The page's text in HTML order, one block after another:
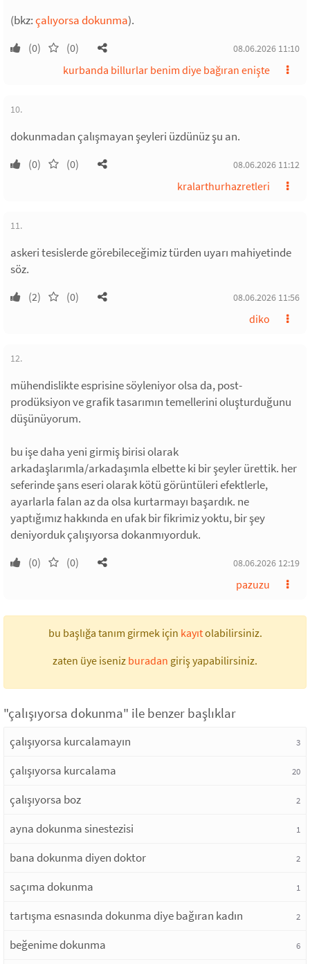
(bkz:çalıyorsa dokunma).
(0) (0) 08.06.2026 11:10
kurbanda billurlar benim diye bağıran enişte
10.
dokunmadan çalışmayan şeyleri üzdünüz şu an.
(0) (0) 08.06.2026 11:12
kralarthurhazretleri
11.
askeri tesislerde görebileceğimiz türden uyarı mahiyetinde
söz.
(2) (0) 08.06.2026 11:56
diko
12.
mühendislikte esprisine söyleniyor olsa da, post-
prodüksiyon ve grafik tasarımın temellerini oluşturduğunu
düşünüyorum.
bu işe daha yeni girmiş birisi olarak
arkadaşlarımla/arkadaşımla elbette ki bir şeyler ürettik. her
seferinde şans eseri olarak kötü görüntüleri efektlerle,
ayarlarla falan az da olsa kurtarmayı başardık. ne
yaptığımız hakkında en ufak bir fikrimiz yoktu, bir şey
deniyorduk çalışıyorsa dokanmıyorduk.
(0) (0) 08.06.2026 12:19
pazuzu
bu başlığa tanım girmek için kayıtolabilirsiniz.
zaten üye iseniz buradan giriş yapabilirsiniz.
"çalışıyorsa dokunma" ile benzer başlıklar
çalışıyorsa kurcalamayın 3
çalışıyorsa kurcalama 20
çalışıyorsa boz 2
ayna dokunma sinestezisi 1
bana dokunma diyen doktor 2
saçıma dokunma 1
tartışma esnasında dokunma diye bağıran kadın 2
beğenime dokunma 6